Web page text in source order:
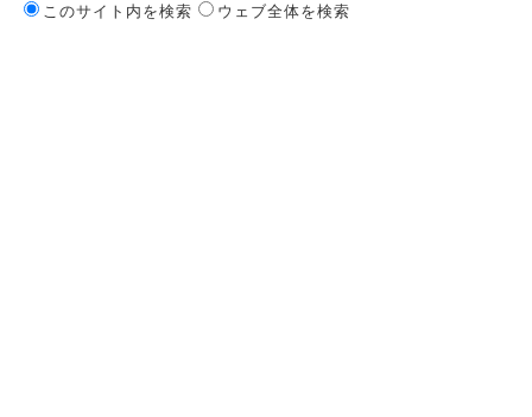
このサイト内を検索 ウェブ全体を検索